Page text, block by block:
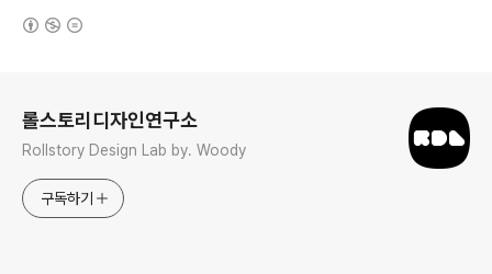
롤스토리디자인연구소
Rollstory Design Lab by. Woody
구독하기